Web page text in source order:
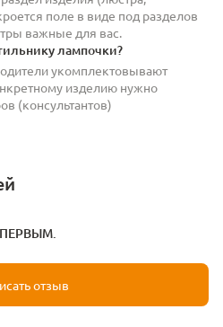
поле в виде под разделов
важные для вас.
лампочки?
укомплектовывают
изделию нужно
(консультантов)
отзыв